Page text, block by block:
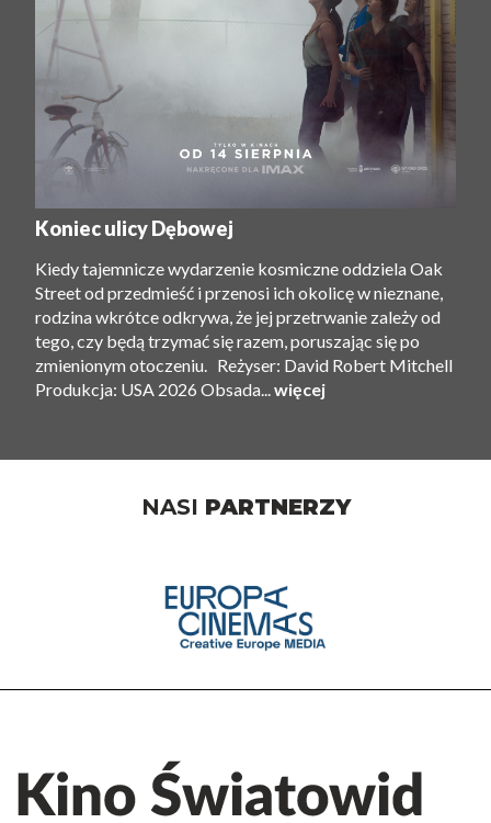
Koniec ulicy Dębowej
Kiedy tajemnicze wydarzenie kosmiczne oddziela Oak
Street od przedmieść i przenosi ich okolicę w nieznane,
rodzina wkrótce odkrywa, że ​​jej przetrwanie zależy od
tego, czy będą trzymać się razem, poruszając się po
zmienionym otoczeniu. Reżyser: David Robert Mitchell
Produkcja: USA 2026 Obsada... więcej
NASI PARTNERZY